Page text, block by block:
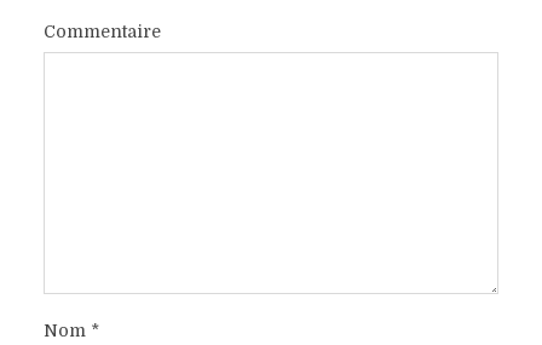
Commentaire
Nom *